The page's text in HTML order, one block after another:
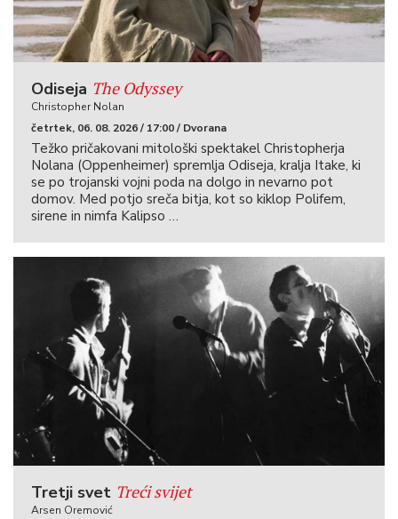
Odiseja The Odyssey
Christopher Nolan
četrtek, 06. 08. 2026 / 17:00 / Dvorana
Težko pričakovani mitološki spektakel Christopherja
Nolana (Oppenheimer) spremlja Odiseja, kralja Itake, ki
se po trojanski vojni poda na dolgo in nevarno pot
domov. Med potjo sreča bitja, kot so kiklop Polifem,
sirene in nimfa Kalipso …
Tretji svet Treći svijet
Arsen Oremović